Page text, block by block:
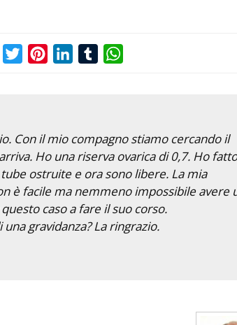
FacebookTwitterPinterestLinkedInTumblr
Con il mio compagno stiamo cercando il
Ho una riserva ovarica di 0,7. Ho
ostruite e ora sono libere. La mia
è facile ma nemmeno impossibile avere
caso a fare il suo corso.
gravidanza? La ringrazio.